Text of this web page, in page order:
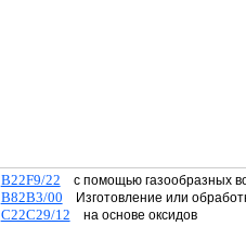
B22F9/22 с помощью газообразных
B82B3/00 Изготовление или
C22C29/12 на основе оксидов